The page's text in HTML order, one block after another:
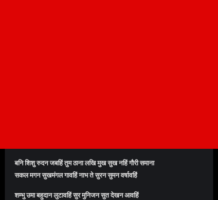
बनि शिशु रुदन जबहिं तुम ठाना लखि मुख सुख नहिं गौरी समाना
सकल मगन सुखमंगल गावहिं नाभ ते सुरन सुमन वर्षावहिं
शम्भु उमा बहुदान लुटावहिं सुर मुनिजन सुत देखन आवहिं